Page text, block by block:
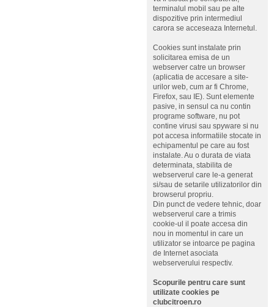
terminalul mobil sau pe alte
dispozitive prin intermediul
carora se acceseaza Internetul.
Cookies sunt instalate prin
solicitarea emisa de un
webserver catre un browser
(aplicatia de accesare a site-
urilor web, cum ar fi Chrome,
Firefox, sau IE). Sunt elemente
pasive, in sensul ca nu contin
programe software, nu pot
contine virusi sau spyware si nu
pot accesa informatiile stocate in
echipamentul pe care au fost
instalate. Au o durata de viata
determinata, stabilita de
webserverul care le-a generat
si/sau de setarile utilizatorilor din
browserul propriu.
Din punct de vedere tehnic, doar
webserverul care a trimis
cookie-ul il poate accesa din
nou in momentul in care un
utilizator se intoarce pe pagina
de Internet asociata
webserverului respectiv.
Scopurile pentru care sunt
utilizate cookies pe
clubcitroen.ro